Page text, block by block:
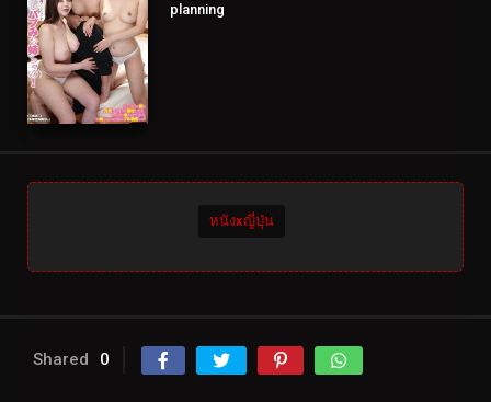
planning
หนังxญี่ปุ่น
Shared 0